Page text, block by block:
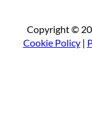
Copyright ©
Cookie Policy|